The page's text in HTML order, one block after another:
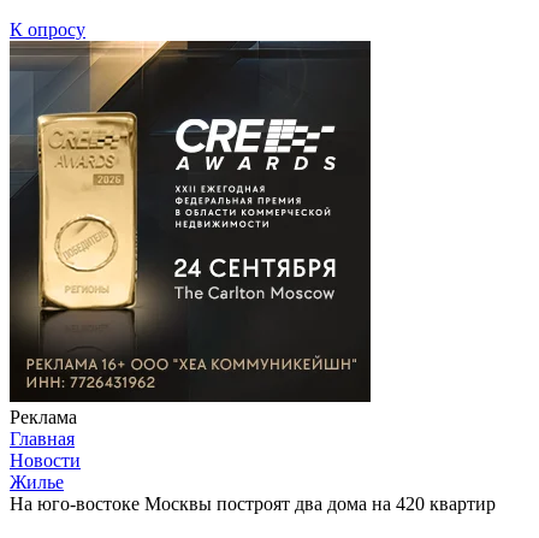
К опросу
Реклама
Главная
Новости
Жилье
На юго-востоке Москвы построят два дома на 420 квартир